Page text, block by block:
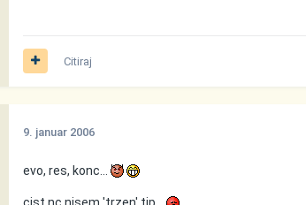
Citiraj
9. januar 2006
evo, res, konc...
cist nc nisem 'trzen' tip...